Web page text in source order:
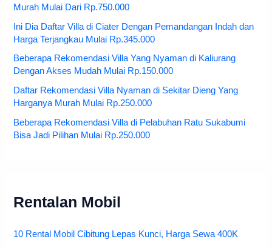
Murah Mulai Dari Rp.750.000
Ini Dia Daftar Villa di Ciater Dengan Pemandangan Indah dan
Harga Terjangkau Mulai Rp.345.000
Beberapa Rekomendasi Villa Yang Nyaman di Kaliurang
Dengan Akses Mudah Mulai Rp.150.000
Daftar Rekomendasi Villa Nyaman di Sekitar Dieng Yang
Harganya Murah Mulai Rp.250.000
Beberapa Rekomendasi Villa di Pelabuhan Ratu Sukabumi
Bisa Jadi Pilihan Mulai Rp.250.000
Rentalan Mobil
10 Rental Mobil Cibitung Lepas Kunci, Harga Sewa 400K